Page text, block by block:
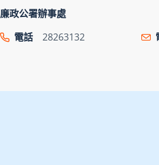
廉政公署辦事處
電話
28263132